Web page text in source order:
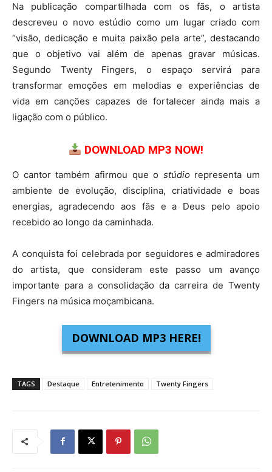
Na publicação compartilhada com os fãs, o artista
descreveu o novo estúdio como um lugar criado com
“visão, dedicação e muita paixão pela arte”, destacando
que o objetivo vai além de apenas gravar músicas.
Segundo Twenty Fingers, o espaço servirá para
transformar emoções em melodias e experiências de
vida em canções capazes de fortalecer ainda mais a
ligação com o público.
DOWNLOAD MP3 NOW!
O cantor também afirmou que o stúdiorepresenta um
ambiente de evolução, disciplina, criatividade e boas
energias, agradecendo aos fãs e a Deus pelo apoio
recebido ao longo da caminhada.
A conquista foi celebrada por seguidores e admiradores
do artista, que consideram este passo um avanço
importante para a consolidação da carreira de Twenty
Fingers na música moçambicana.
DOWNLOAD MP3 HERE!
TAGS Destaque Entretenimento Twenty Fingers